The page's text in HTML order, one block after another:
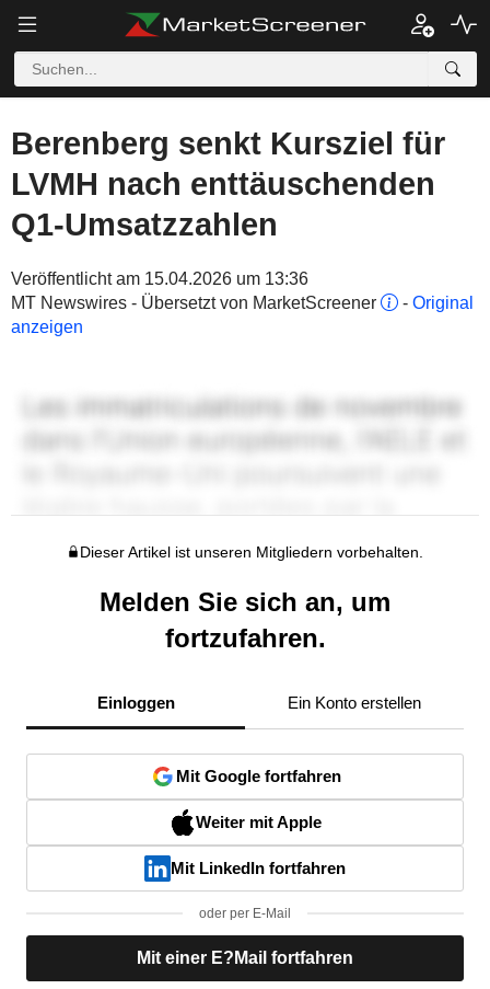
Berenberg senkt Kursziel für
LVMH nach enttäuschenden
Q1-Umsatzzahlen
Veröffentlicht am 15.04.2026 um 13:36
MT Newswires - Übersetzt von MarketScreener
- Original
anzeigen
Dieser Artikel ist unseren Mitgliedern vorbehalten.
Melden Sie sich an, um
fortzufahren.
Einloggen Ein Konto erstellen
Mit Google fortfahren
Weiter mit Apple
Mit LinkedIn fortfahren
oder per E-Mail
Mit einer E?Mail fortfahren